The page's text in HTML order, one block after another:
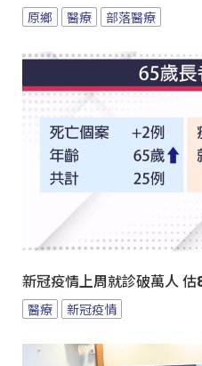
原鄉 醫療 部落醫療
新冠疫情上周就診破萬人 估
醫療 新冠疫情